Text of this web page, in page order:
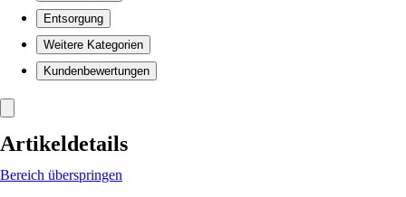
Entsorgung
Weitere Kategorien
Kundenbewertungen
Artikeldetails
Bereich überspringen